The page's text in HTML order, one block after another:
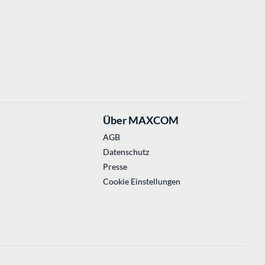
Über MAXCOM
AGB
Datenschutz
Presse
Cookie Einstellungen